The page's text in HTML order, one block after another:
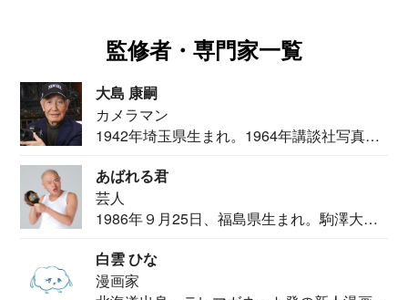
監修者・専門家一覧
大島 康嗣
カメラマン
1942年埼玉県生まれ。1964年講談社写真部
あばれる君
芸人
1986年９月25日、福島県生まれ。駒澤大学
白雲 ひな
漫画家